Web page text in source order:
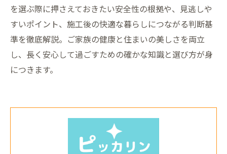
を選ぶ際に押さえておきたい安全性の根拠や、見逃しや
すいポイント、施工後の快適な暮らしにつながる判断基
準を徹底解説。ご家族の健康と住まいの美しさを両立
し、長く安心して過ごすための確かな知識と選び方が身
につきます。